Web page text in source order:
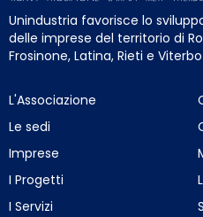
Unindustria favorisce lo
delle imprese del territorio di
Frosinone, Latina, Rieti e Viterbo
L'Associazione
Le sedi
Imprese
I Progetti
I Servizi